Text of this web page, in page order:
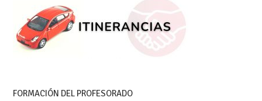
FORMACIÓN DEL PROFESORADO